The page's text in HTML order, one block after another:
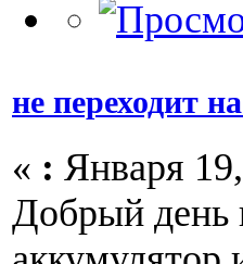
не переходит
« : Января
Добрый день